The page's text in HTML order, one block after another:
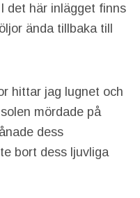
det här inlägget finns
ända tillbaka till
hittar jag lugnet och
mördade på
dess
bort dess ljuvliga